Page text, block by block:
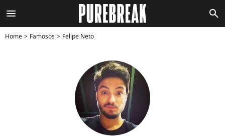
menu search
Home Famosos Felipe Neto